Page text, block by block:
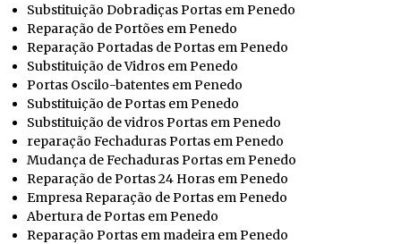
Substituição Dobradiças Portas em Penedo
Reparação de Portões em Penedo
Reparação Portadas de Portas em Penedo
Substituição de Vidros em Penedo
Portas Oscilo-batentes em Penedo
Substituição de Portas em Penedo
Substituição de vidros Portas em Penedo
reparação Fechaduras Portas em Penedo
Mudança de Fechaduras Portas em Penedo
Reparação de Portas 24 Horas em Penedo
Empresa Reparação de Portas em Penedo
Abertura de Portas em Penedo
Reparação Portas em madeira em Penedo